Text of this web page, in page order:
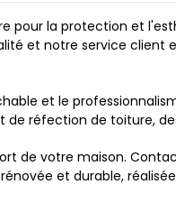
pour la protection et
et notre service client
et le
réfection de toiture,
de votre maison.
et durable,